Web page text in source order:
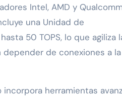
Intel, AMD y
una Unidad de
50 TOPS, lo que agiliza
de conexiones a la
herramientas